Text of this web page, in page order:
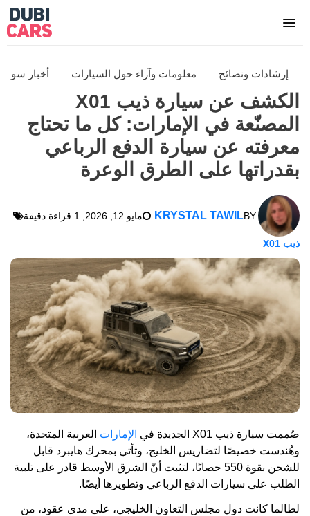
إرشادات ونصائح معلومات وآراء حول السيارات أخبار سوق
الكشف عن سيارة ذيب X01
المصنّعة في الإمارات: كل ما تحتاج
معرفته عن سيارة الدفع الرباعي
بقدراتها على الطرق الوعرة
BY
KRYSTAL TAWIL مايو 12, 2026
ذيب X01
صُممت سيارة ذيب X01 الجديدة في الإمارات العربية المتحدة،
وهُندست خصيصًا لتضاريس الخليج، وتأتي بمحرك هايبرد قابل
للشحن بقوة 550 حصانًا، لتثبت أنّ الشرق الأوسط قادر على تلبية
الطلب على سيارات الدفع الرباعي وتطويرها أيضًا.
لطالما كانت دول مجلس التعاون الخليجي، على مدى عقود، من